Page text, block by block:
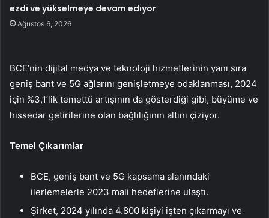
ezdi ve yükselmeye devam ediyor
Ağustos 6, 2026
BCE’nin dijital medya ve teknoloji hizmetlerinin yanı sıra
geniş bant ve 5G ağlarını genişletmeye odaklanması, 2024
için %3,1’lik temettü artışının da gösterdiği gibi, büyüme ve
hissedar getirilerine olan bağlılığının altını çiziyor.
Temel Çıkarımlar
BCE, geniş bant ve 5G kapsama alanındaki
ilerlemelerle 2023 mali hedeflerine ulaştı.
Şirket, 2024 yılında 4.800 kişiyi işten çıkarmayı ve